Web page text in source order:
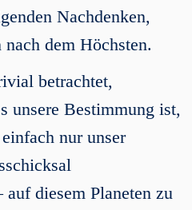
Nachdenken,
dem Höchsten.
betrachtet,
unsere Bestimmung ist,
nur unser
diesem Planeten zu